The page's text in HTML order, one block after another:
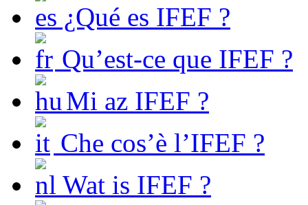
¿Qué es IFEF ?
Qu’est-ce que IFEF ?
Mi az IFEF ?
Che cos’è l’IFEF ?
Wat is IFEF ?